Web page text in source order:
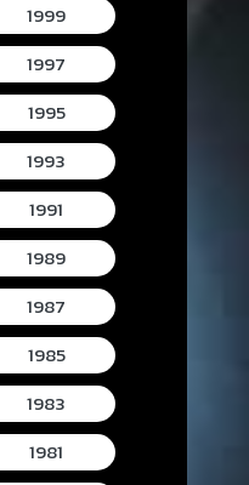
1999
1997
1995
1993
1991
1989
1987
1985
1983
1981